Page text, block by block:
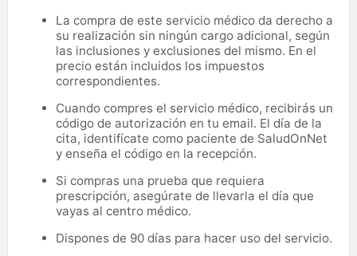
La compra de este servicio médico da derecho a
su realización sin ningún cargo adicional, según
las inclusiones y exclusiones del mismo. En el
precio están incluidos los impuestos
correspondientes.
Cuando compres el servicio médico, recibirás un
código de autorización en tu email. El día de la
cita, identifícate como paciente de SaludOnNet
y enseña el código en la recepción.
Si compras una prueba que requiera
prescripción, asegúrate de llevarla el día que
vayas al centro médico.
Dispones de 90 días para hacer uso del servicio.